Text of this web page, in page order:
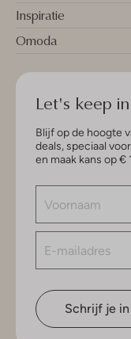
Inspiratie
Omoda
Let's keep
Blijf op de hoogte
deals, speciaal
en maak kans op
Schrijf je in